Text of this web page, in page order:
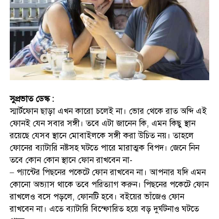
সুপ্রভাত ডেস্ক :
স্মার্টফোন ছাড়া এখন কারো চলেই না। ভোর থেকে রাত অব্দি এই
ফোনই যেন সবার সঙ্গী। তবে এটা জানেন কি, এমন কিছু স্থান
রয়েছে যেসব স্থানে মোবাইলকে সঙ্গী করা উচিত নয়। তাহলে
ফোনের ব্যাটারি নষ্টসহ ঘটতে পারে মারাত্মক বিপদ। জেনে নিন
তবে কোন কোন স্থানে ফোন রাখবেন না-
– প্যান্টের পিছনের পকেটে ফোন রাখবেন না। আপনার যদি এমন
কোনো অভ্যাস থাকে তবে পরিত্যাগ করুন। পিছনের পকেটে ফোন
রাখলেও বসে পড়লে, ফোনটি হবে। বইয়ের ভাঁজেও ফোন
রাখবেন না। এতে ব্যাটারি বিস্ফোরিত হয়ে বড় দুর্ঘটনাও ঘটতে